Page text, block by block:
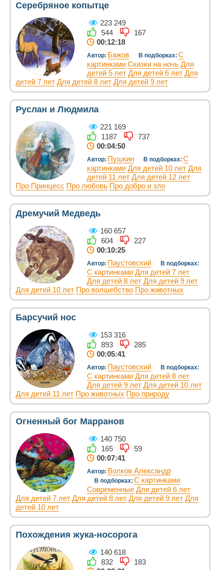
Серебряное копытце
223 249
544
167
00:12:18
Автор: Бажов В подборках: С
картинками Сказки на ночь Для
детей 5 лет Для детей 6 лет Для
детей 7 лет Для детей 8 лет Для детей 9 лет
Руслан и Людмила
221 169
1187
737
00:04:50
Автор: Пушкин В подборках: С
картинками Для детей 10 лет Для
детей 11 лет Для детей 12 лет
Про Принцесс Про любовь Про добро и зло
Дремучий Медведь
160 657
604
227
00:10:25
Автор: Паустовский В подборках:
С картинками Для детей 7 лет
Для детей 8 лет Для детей 9 лет
Для детей 10 лет Про волшебство Про животных
Барсучий нос
153 316
893
285
00:05:41
Автор: Паустовский В подборках:
С картинками Для детей 8 лет
Для детей 9 лет Для детей 10 лет
Для детей 11 лет Про животных Про природу
Огненный бог Марранов
140 750
165
59
00:07:41
Автор: Волков Александр
В подборках: С картинками
Современные Для детей 6 лет
Для детей 7 лет Для детей 8 лет Для детей 9 лет Для
детей 10 лет
Похождения жука-носорога
140 618
832
183